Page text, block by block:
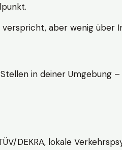
aber wenig
in deiner Umgebung
DEKRA, lokale